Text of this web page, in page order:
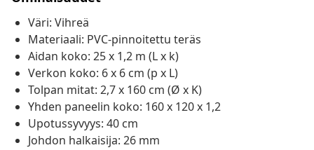
Väri: Vihreä
Materiaali: PVC-pinnoitettu teräs
Aidan koko: 25 x 1,2 m (L x k)
Verkon koko: 6 x 6 cm (p x L)
Tolpan mitat: 2,7 x 160 cm (Ø x K)
Yhden paneelin koko: 160 x 120 x 1,2
Upotussyvyys: 40 cm
Johdon halkaisija: 26 mm